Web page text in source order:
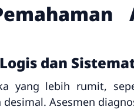
dan
yang lebih rumit,
Asesmen